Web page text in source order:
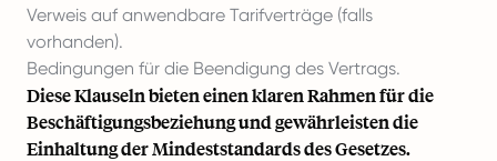
Verweis auf anwendbare Tarifverträge (falls
vorhanden).
Bedingungen für die Beendigung des Vertrags.
Diese Klauseln bieten einen klaren Rahmen für die
Beschäftigungsbeziehung und gewährleisten die
Einhaltung der Mindeststandards des Gesetzes.